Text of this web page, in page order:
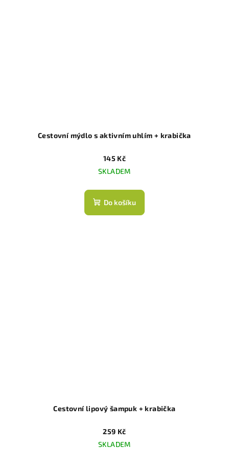
Cestovní mýdlo s aktivním uhlím + krabička
145 Kč
SKLADEM
Do košíku
Cestovní lipový šampuk + krabička
259 Kč
SKLADEM